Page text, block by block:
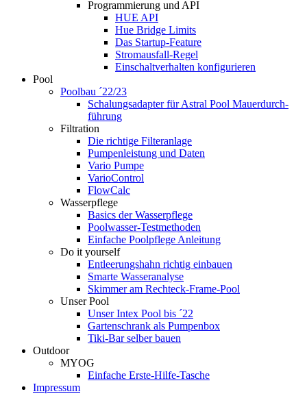
Programmierung und API
HUE API
Hue Bridge Limits
Das Startup-Feature
Stromausfall-Regel
Einschaltverhalten konfigurieren
Pool
Poolbau ´22/23
Schalungs­adapter für Astral Pool Mauer­durch­
führung
Filtration
Die richtige Filter­anlage
Pumpenleistung und Daten
Vario Pumpe
Vario­Control
FlowCalc
Wasserpflege
Basics der Wasserpflege
Poolwasser-Testmethoden
Einfache Poolpflege Anleitung
Do it yourself
Ent­leerungs­hahn richtig einbauen
Smarte Wasseranalyse
Skimmer am Rechteck-Frame-Pool
Unser Pool
Unser Intex Pool bis ´22
Gartenschrank als Pumpenbox
Tiki-Bar selber bauen
Outdoor
MYOG
Einfache Erste-Hilfe-Tasche
Impressum